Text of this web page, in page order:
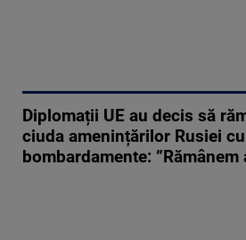
Diplomații UE au decis să
ciuda amenințărilor Rusiei
bombardamente: